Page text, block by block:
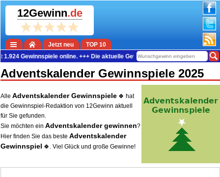
12Gewinn.de
Jetzt neu
TOP 10
online. +++ Die aktuelle Gewinn-Summe beträgt 38.676.263 Euro.
Adventskalender Gewinnspiele 2025
Alle Adventskalender Gewinnspiele 🍀 hat
die Gewinnspiel-Redaktion von 12Gewinn aktuell
für Sie gefunden.
Sie möchten ein Adventskalender gewinnen?
Hier finden Sie das beste Adventskalender
Gewinnspiel 🍀. Viel Glück und große Gewinne!